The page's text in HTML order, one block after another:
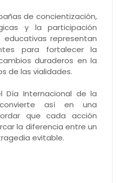
de concientización,
y la participación
representan
para fortalecer la
duraderos en la
de las vialidades.
Día Internacional de la
así en una
que cada acción
la diferencia entre un
evitable.